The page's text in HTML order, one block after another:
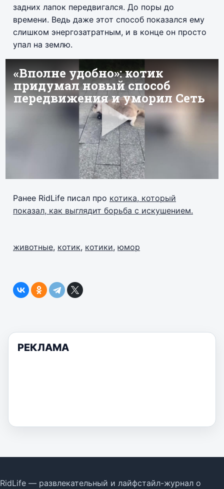
задних лапок передвигался. До поры до
времени. Ведь даже этот способ показался ему
слишком энергозатратным, и в конце он просто
упал на землю.
Ранее RidLife писал про котика, который
показал, как выглядит борьба с искушением.
животные, котик, котики, юмор
РЕКЛАМА
RidLife — развлекательный и лайфстайл-журнал о